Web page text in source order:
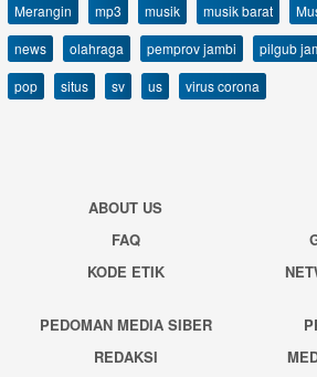
Merangin
mp3 musik musik barat
news
olahraga pemprov jambi pilgub
pop
situs sv us virus corona
ABOUT US
FAQ
KODE ETIK
PEDOMAN MEDIA SIBER
REDAKSI